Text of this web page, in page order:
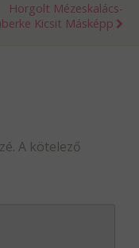
Horgolt Mézeskalács-
Kicsit Másképp
A kötelező